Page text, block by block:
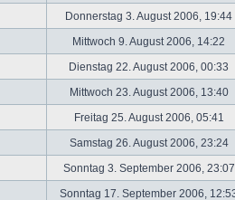
Donnerstag 3. August 2006, 19:44
Mittwoch 9. August 2006, 14:22
Dienstag 22. August 2006, 00:33
Mittwoch 23. August 2006, 13:40
Freitag 25. August 2006, 05:41
Samstag 26. August 2006, 23:24
Sonntag 3. September 2006,
Sonntag 17. September 2006,